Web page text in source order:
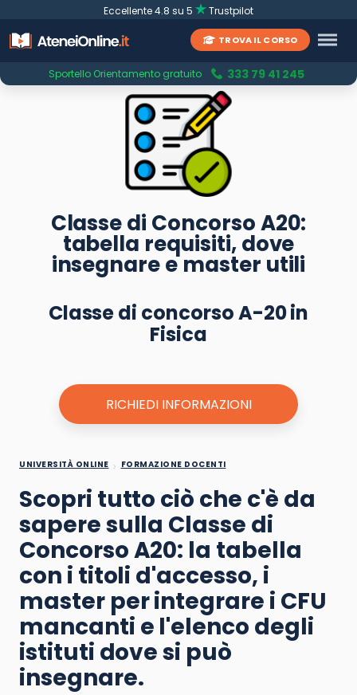
Eccellente 4.8 su 5 Trustpilot
TROVA IL CORSO
Sportello Orientamento gratuito 333 79 41 245
Classe di Concorso A20:
tabella requisiti, dove
insegnare e master utili
Classe di concorso A-20 in
Fisica
RICHIEDI INFORMAZIONI
UNIVERSITÀ ONLINE FORMAZIONE DOCENTI
Scopri tutto ciò che c'è da
sapere sulla Classe di
Concorso A20: la tabella
con i titoli d'accesso, i
master per integrare i CFU
mancanti e l'elenco degli
istituti dove si può
insegnare.